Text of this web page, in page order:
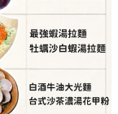
舖
）
餸刀削麵